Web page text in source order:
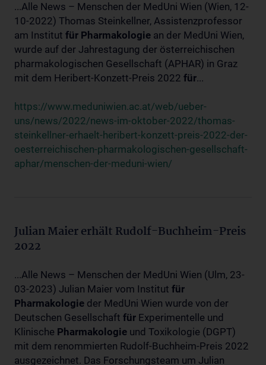
...Alle News – Menschen der MedUni Wien (Wien, 12-
10-2022) Thomas Steinkellner, Assistenzprofessor
am Institut für Pharmakologie an der MedUni Wien,
wurde auf der Jahrestagung der österreichischen
pharmakologischen Gesellschaft (APHAR) in Graz
mit dem Heribert-Konzett-Preis 2022 für...
https://www.meduniwien.ac.at/web/ueber-
uns/news/2022/news-im-oktober-2022/thomas-
steinkellner-erhaelt-heribert-konzett-preis-2022-der-
oesterreichischen-pharmakologischen-gesellschaft-
aphar/menschen-der-meduni-wien/
Julian Maier erhält Rudolf-Buchheim-Preis
2022
...Alle News – Menschen der MedUni Wien (Ulm, 23-
03-2023) Julian Maier vom Institut für
Pharmakologie der MedUni Wien wurde von der
Deutschen Gesellschaft für Experimentelle und
Klinische Pharmakologie und Toxikologie (DGPT)
mit dem renommierten Rudolf-Buchheim-Preis 2022
ausgezeichnet. Das Forschungsteam um Julian